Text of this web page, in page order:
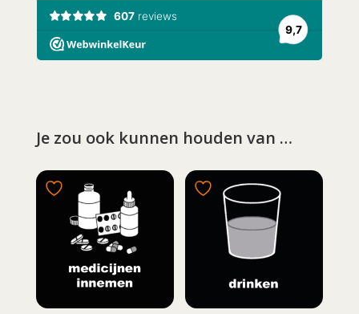
Je zou ook kunnen houden van …